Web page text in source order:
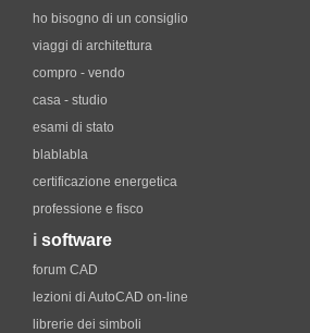
ho bisogno di un consiglio
viaggi di architettura
compro - vendo
casa - studio
esami di stato
blablabla
certificazione energetica
professione e fisco
i software
forum CAD
lezioni di AutoCAD on-line
librerie dei simboli